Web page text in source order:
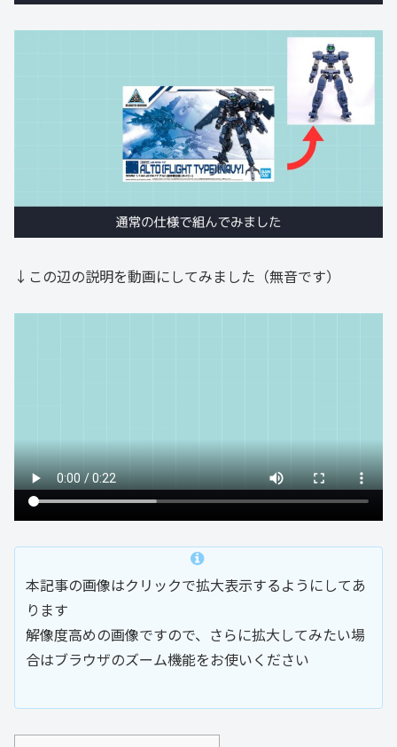
↓この辺の説明を動画にしてみました（無音です）
本記事の画像はクリックで拡大表示するようにしてあ
ります
解像度高めの画像ですので、さらに拡大してみたい場
合はブラウザのズーム機能をお使いください